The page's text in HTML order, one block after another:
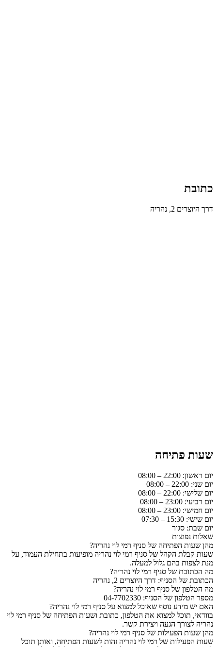
כתובת
דרך היוצרים 2, נהריה
שעות פתיחה
יום ראשון: 22:00 – 08:00
יום שני: 22:00 – 08:00
יום שלישי: 22:00 – 08:00
יום רביעי: 23:00 – 08:00
יום חמישי: 23:00 – 08:00
יום שישי: 15:30 – 07:30
יום שבת: סגור
שאלות נפוצות
מהן שעות הפתיחה של סניף רמי לוי נהריה?
שעות קבלת הקהל של סניף רמי לוי נהריה מופיעות בתחילת העמוד, על
מנת לצפות בהם גלול למעלה.
מה הכתובת של סניף רמי לוי נהריה?
הכתובת של הסניף: דרך היוצרים 2, נהריה
מה הטלפון של סניף רמי לוי נהריה?
מספר הטלפון של הסניף: 04-7702330
האם יש מידע נוסף שאוכל למצוא על סניף רמי לוי נהריה?
בוודאי, תוכל למצוא את הטלפון, כתובת ושעות הפתיחה של סניף רמי לוי
נהריה לצורך הגעה ויצירת קשר.
מהן שעות הפעילות של סניף רמי לוי נהריה?
שעות הפעילות של רמי לוי נהריה זהות לשעות הפתיחה, ואותן תוכל